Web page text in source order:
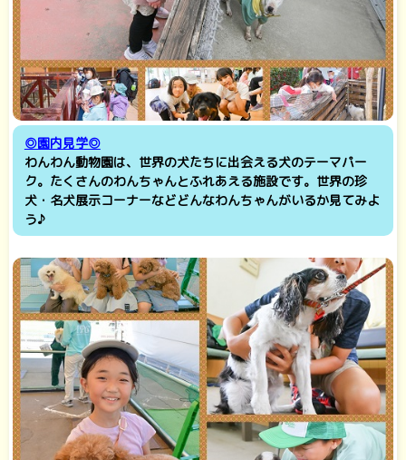
◎園内見学◎
わんわん動物園は、世界の犬たちに出会える犬のテーマパー
ク。たくさんのわんちゃんとふれあえる施設です。世界の珍
犬・名犬展示コーナーなどどんなわんちゃんがいるか見てみよ
う♪